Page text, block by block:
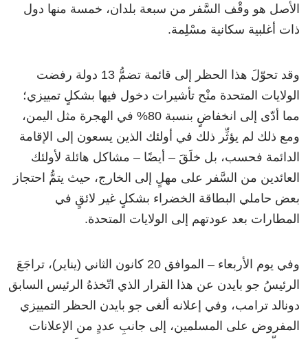
الأصل هو وقْف السَّفر من سبعة بلدان، خمسة منها دول
ذات أغلبية سكانية مسْلِمة.
وقد تحوّلَ هذا الحظر إلى قائمة تضمُّ 13 دولة رفضت
الولايات المتحدة منْح تأشيرات دخول فيها بشكلٍ تمييزي؛
مما أدّى إلى انخفاضٍ بنسبة 80% في الهجرة مثل اليمن،
ومع ذلك لم يؤثِّر ذلك في أولئك الذين يسعون إلى الإقامة
الدائمة فحسب، بل خلَقَ – أيضًا – مشاكل هائلة لأولئك
العائدين من السَّفر على مهلٍ إلى الخارج، حيث يتمُّ احتجاز
بعض حاملي البطاقة الخضراء بشكلٍ غير لائقٍ في
المطارات بعد عودتهم إلى الولايات المتحدة.
وفي يوم الأربعاء – الموافق 20 كانون الثاني (يناير)، تراجَعَ
الرئيسُ جو بايدن عن هذا القرار الذي اتّخذهُ الرئيس السابق
دونالد ترامب، وفي إعلانه ألغى جو بايدن الحظر التمييزي
المفروض على المسلمين، إلى جانبِ عددٍ من الإعلانات